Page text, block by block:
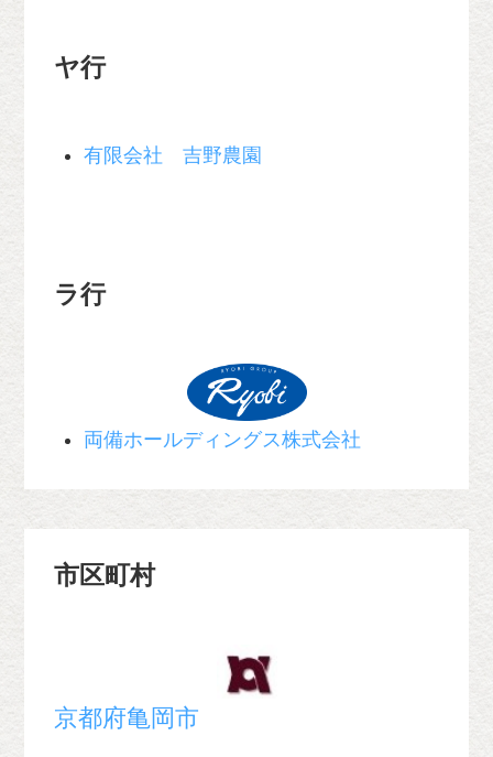
ヤ行
有限会社 吉野農園
ラ行
両備ホールディングス株式会社
市区町村
京都府亀岡市